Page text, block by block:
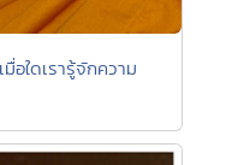
อใดเรารู้จักความ